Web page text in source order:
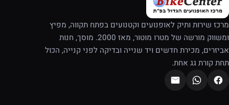
מרכז שירות ותיק לאופנועים וקטנועים בפתח תקווה, מפיץ
ומשווק מורשה של מטרו מוטור, מאז 2000. מוסך, חנות
אביזרים, מכירת חדשים ויד שנייה ובדיקה לפני קנייה, הכול
תחת קורת גג אחת.